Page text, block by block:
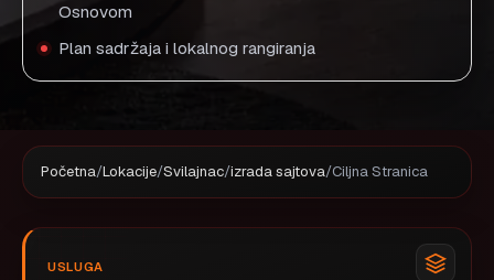
Osnovom
Plan sadržaja i lokalnog rangiranja
Početna/Lokacije/Svilajnac/izrada sajtova/Ciljna Stranica
USLUGA